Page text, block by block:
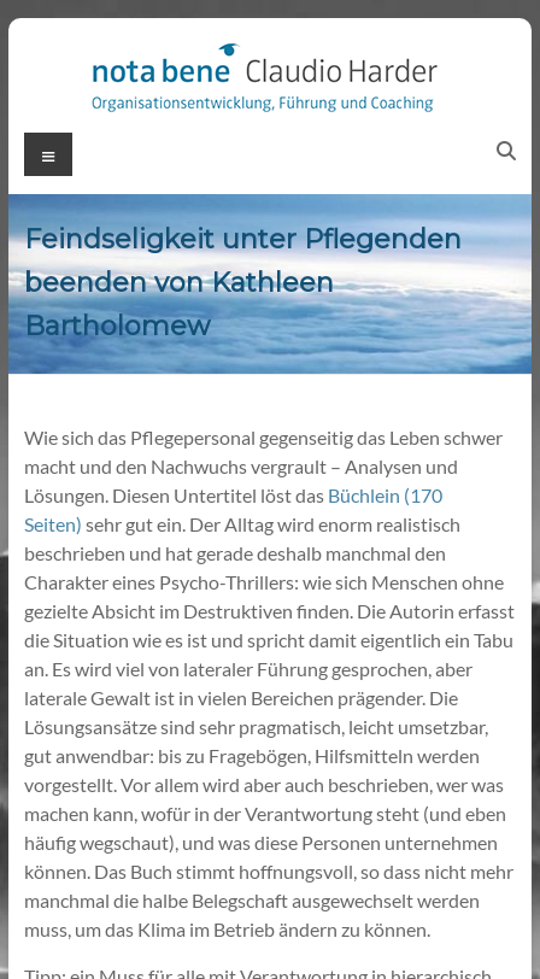
Zum
Organisationsentwicklung
Menü
Feindseligkeit unter Pflegenden
beenden von Kathleen
Bartholomew
Wie sich das Pflegepersonal gegenseitig das Leben schwer
macht und den Nachwuchs vergrault – Analysen und
Lösungen. Diesen Untertitel löst das Büchlein (170
Seiten) sehr gut ein. Der Alltag wird enorm realistisch
beschrieben und hat gerade deshalb manchmal den
Charakter eines Psycho-Thrillers: wie sich Menschen ohne
gezielte Absicht im Destruktiven finden. Die Autorin erfasst
die Situation wie es ist und spricht damit eigentlich ein Tabu
an. Es wird viel von lateraler Führung gesprochen, aber
laterale Gewalt ist in vielen Bereichen prägender. Die
Lösungsansätze sind sehr pragmatisch, leicht umsetzbar,
gut anwendbar: bis zu Fragebögen, Hilfsmitteln werden
vorgestellt. Vor allem wird aber auch beschrieben, wer was
machen kann, wofür in der Verantwortung steht (und eben
häufig wegschaut), und was diese Personen unternehmen
können. Das Buch stimmt hoffnungsvoll, so dass nicht mehr
manchmal die halbe Belegschaft ausgewechselt werden
muss, um das Klima im Betrieb ändern zu können.